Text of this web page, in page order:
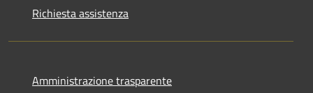
Richiesta assistenza
Amministrazione trasparente